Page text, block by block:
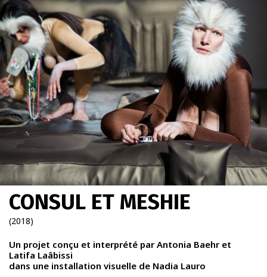
AGENDA
RÉPERTOIRE
ARTISTE ASSOCIÉE - RÉSIDENCES
EXTENSION SAUVAGE
À PROPOS
SCALÈNE
FR| ENG
prod/diff + 33 (0)6 72 99 62 20
CONSUL ET MESHIE
(2018)
Un projet conçu et interprété par Antonia Baehr et
Latifa Laâbissi
dans une installation visuelle de Nadia Lauro